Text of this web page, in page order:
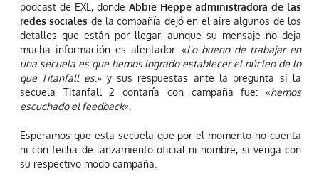
podcast de EXL, donde Abbie Heppe administradora de las
redes sociales de la compañía dejó en el aire algunos de los
detalles que están por llegar, aunque su mensaje no deja
mucha información es alentador: «Lo bueno de trabajar en
una secuela es que hemos logrado establecer el núcleo de lo
que Titanfall es.» y sus respuestas ante la pregunta si la
secuela Titanfall 2 contaría con campaña fue: «hemos
escuchado el feedback«.
Esperamos que esta secuela que por el momento no cuenta
ni con fecha de lanzamiento oficial ni nombre, si venga con
su respectivo modo campaña.